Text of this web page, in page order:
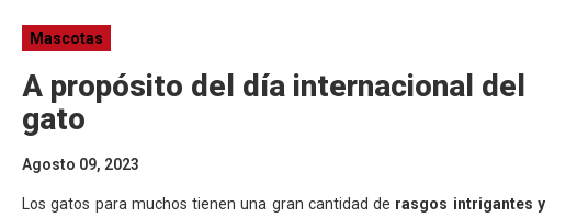
Mascotas
A propósito del día internacional del
gato
Agosto 09, 2023
Los gatos para muchos tienen una gran cantidad de rasgos intrigantes y